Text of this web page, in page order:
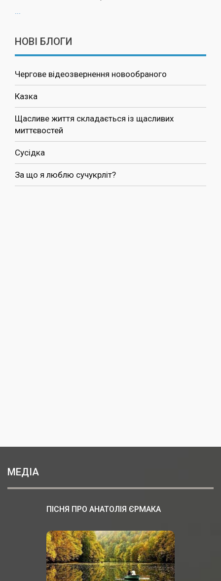
НОВІ БЛОГИ
Чергове відеозвернення новообраного
Казка
Щасливе життя складається із щасливих
миттєвостей
Сусідка
За що я люблю сучукрліт?
МЕДІА
ПІСНЯ ПРО АНАТОЛІЯ ЄРМАКА